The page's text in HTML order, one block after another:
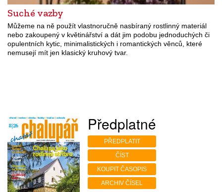
Suché vazby
Můžeme na ně použít vlastnoručně nasbíraný rostlinný materiál
nebo zakoupený v květinářství a dát jim podobu jednoduchých či
opulentních kytic, minimalistických i romantických věnců, které
nemusejí mít jen klasický kruhový tvar.
Předplatné
PŘEDPLATIT
ČÍST
KOUPIT ČASOPIS
ARCHIV ČÍSEL